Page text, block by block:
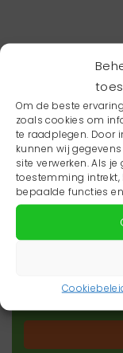
Om de beste
zoals cookies om
te raadplegen. Door
kunnen wij
site verwerken. Als
toestemming
bepaalde functies
Wil je
Wil je op de
zorgnieuws in
onze